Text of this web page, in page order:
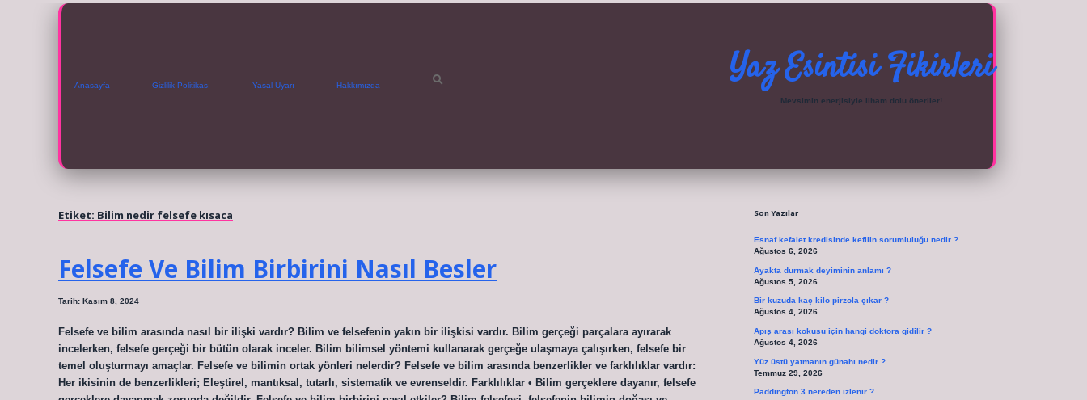
Anasayfa Gizlilik Politikası Yasal Uyarı Hakkımızda Yaz Esintisi Fikirleri
Mevsimin enerjisiyle ilham dolu öneriler!
Etiket: Bilim nedir felsefe kısaca
Felsefe Ve Bilim Birbirini Nasıl Besler
Tarih: Kasım 8, 2024
Felsefe ve bilim arasında nasıl bir ilişki vardır? Bilim ve felsefenin yakın bir ilişkisi vardır. Bilim gerçeği parçalara ayırarak
incelerken, felsefe gerçeği bir bütün olarak inceler. Bilim bilimsel yöntemi kullanarak gerçeğe ulaşmaya çalışırken, felsefe bir
temel oluşturmayı amaçlar. Felsefe ve bilimin ortak yönleri nelerdir? Felsefe ve bilim arasında benzerlikler ve farklılıklar vardır:
Her ikisinin de benzerlikleri; Eleştirel, mantıksal, tutarlı, sistematik ve evrenseldir. Farklılıklar • Bilim gerçeklere dayanır, felsefe
Sidebar
Son Yazılar
Esnaf kefalet kredisinde kefilin sorumluluğu nedir ?
Ağustos 6, 2026
Ayakta durmak deyiminin anlamı ?
Ağustos 5, 2026
Bir kuzuda kaç kilo pirzola çıkar ?
Ağustos 4, 2026
Apış arası kokusu için hangi doktora gidilir ?
Ağustos 4, 2026
Yüz üstü yatmanın günahı nedir ?
Temmuz 29, 2026
Paddington 3 nereden izlenir ?